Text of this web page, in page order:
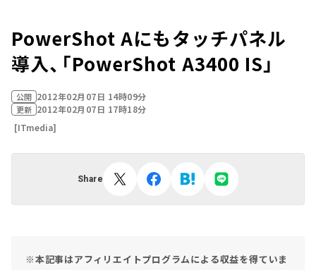
PowerShot Aにもタッチパネル
導入、「PowerShot A3400 IS」
公開 2012年02月07日 14時09分
更新 2012年02月07日 17時18分
[ITmedia]
Share
※本記事はアフィリエイトプログラムによる収益を得ていま